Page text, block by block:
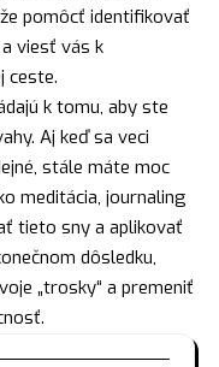
pomôcť identifikovať
viesť vás k
ceste.
k tomu, aby ste
Aj keď sa veci
stále máte moc
meditácia, journaling
tieto sny a aplikovať
dôsledku,
„trosky“ a premeniť